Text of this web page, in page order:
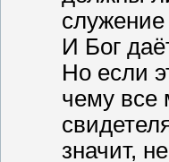
И Бог
Но если
чему все
значит,